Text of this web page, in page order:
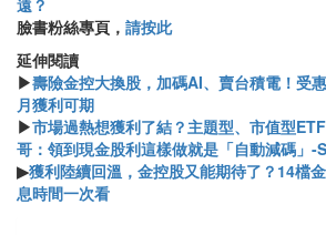
遠？
臉書粉絲專頁， 請按此
延伸閱讀
▶壽險金控大換股，加碼AI、賣台積電！受
月獲利可期
▶市場過熱想獲利了結？主題型、市值型
哥：領到現金股利這樣做就是「自動減碼」-
▶獲利陸續回溫，金控股又能期待了？14檔
息時間一次看